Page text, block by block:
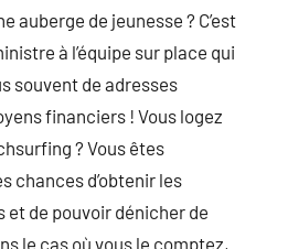
auberge de jeunesse ? C’est
à l’équipe sur place qui
souvent de adresses
financiers ! Vous logez
? Vous êtes
chances d’obtenir les
de pouvoir dénicher de
le cas où vous le comptez,